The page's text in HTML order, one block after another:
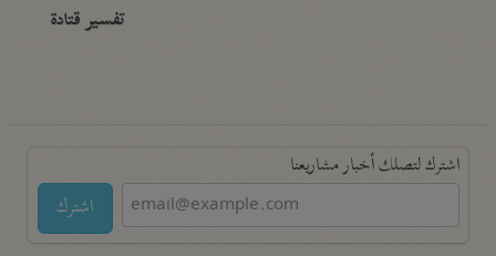
تفسير قتادة
اشترك لتصلك أخبار مشاريعنا
اشترك